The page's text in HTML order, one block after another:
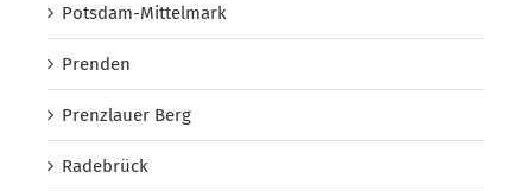
Potsdam-Mittelmark
Prenden
Prenzlauer Berg
Radebrück